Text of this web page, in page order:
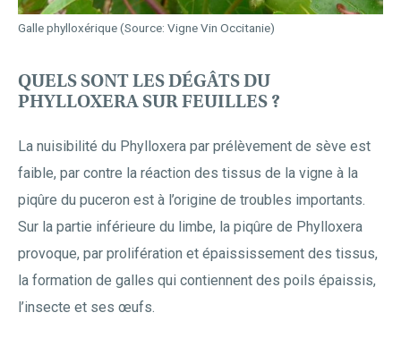
QUELS SONT LES DÉGÂTS DU
PHYLLOXERA SUR FEUILLES ?
La nuisibilité du Phylloxera par prélèvement de sève est
faible, par contre la réaction des tissus de la vigne à la
piqûre du puceron est à l’origine de troubles importants.
Sur la partie inférieure du limbe, la piqûre de Phylloxera
provoque, par prolifération et épaississement des tissus,
la formation de galles qui contiennent des poils épaissis,
l’insecte et ses œufs.
Galle phylloxérique (Source: Vigne Vin Occitanie)